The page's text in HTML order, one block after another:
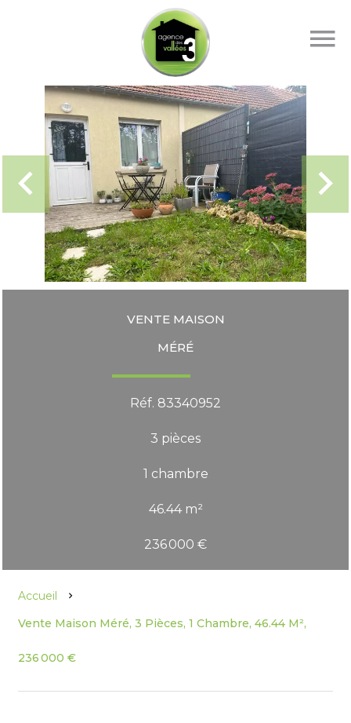
VENTE MAISON
MÉRÉ
Réf. 83340952
3 pièces
1 chambre
46.44 m²
236 000 €
Accueil
Vente Maison Méré, 3 Pièces, 1 Chambre, 46.44 M²,
236 000 €